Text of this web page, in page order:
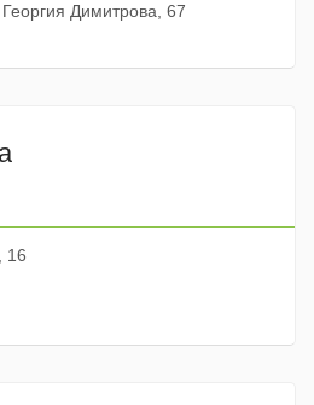
Димитрова, 67
16